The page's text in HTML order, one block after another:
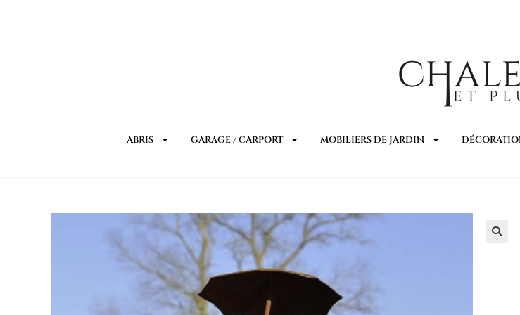
ABRIS GARAGE / CARPORT MOBILIERS DE JARDIN